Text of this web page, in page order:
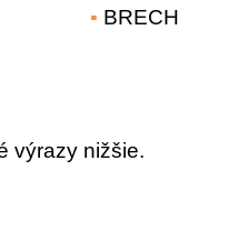
BRECH
výrazy nižšie.